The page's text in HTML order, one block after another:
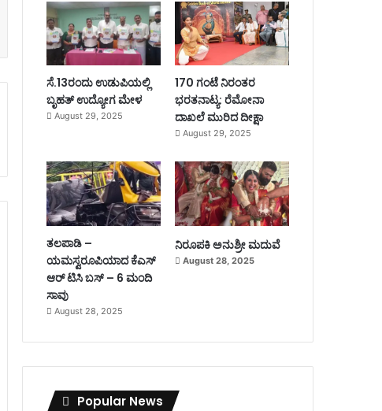
ಸೆ.13ರಂದು ಉಡುಪಿಯಲ್ಲಿ
ಬೃಹತ್ ಉದ್ಯೋಗ ಮೇಳ
August 29, 2025
170 ಗಂಟೆ ನಿರಂತರ
ಭರತನಾಟ್ಯ: ರೆಮೋನಾ
ದಾಖಲೆ ಮುರಿದ ದೀಕ್ಷಾ
August 29, 2025
ತಲಪಾಡಿ –
ಯಮಸ್ವರೂಪಿಯಾದ ಕೆಎಸ್
ಆರ್ ಟಿಸಿ ಬಸ್ – 6 ಮಂದಿ
ಸಾವು
August 28, 2025
ನಿರೂಪಕಿ ಅನುಶ್ರೀ ಮದುವೆ
August 28, 2025
Popular News